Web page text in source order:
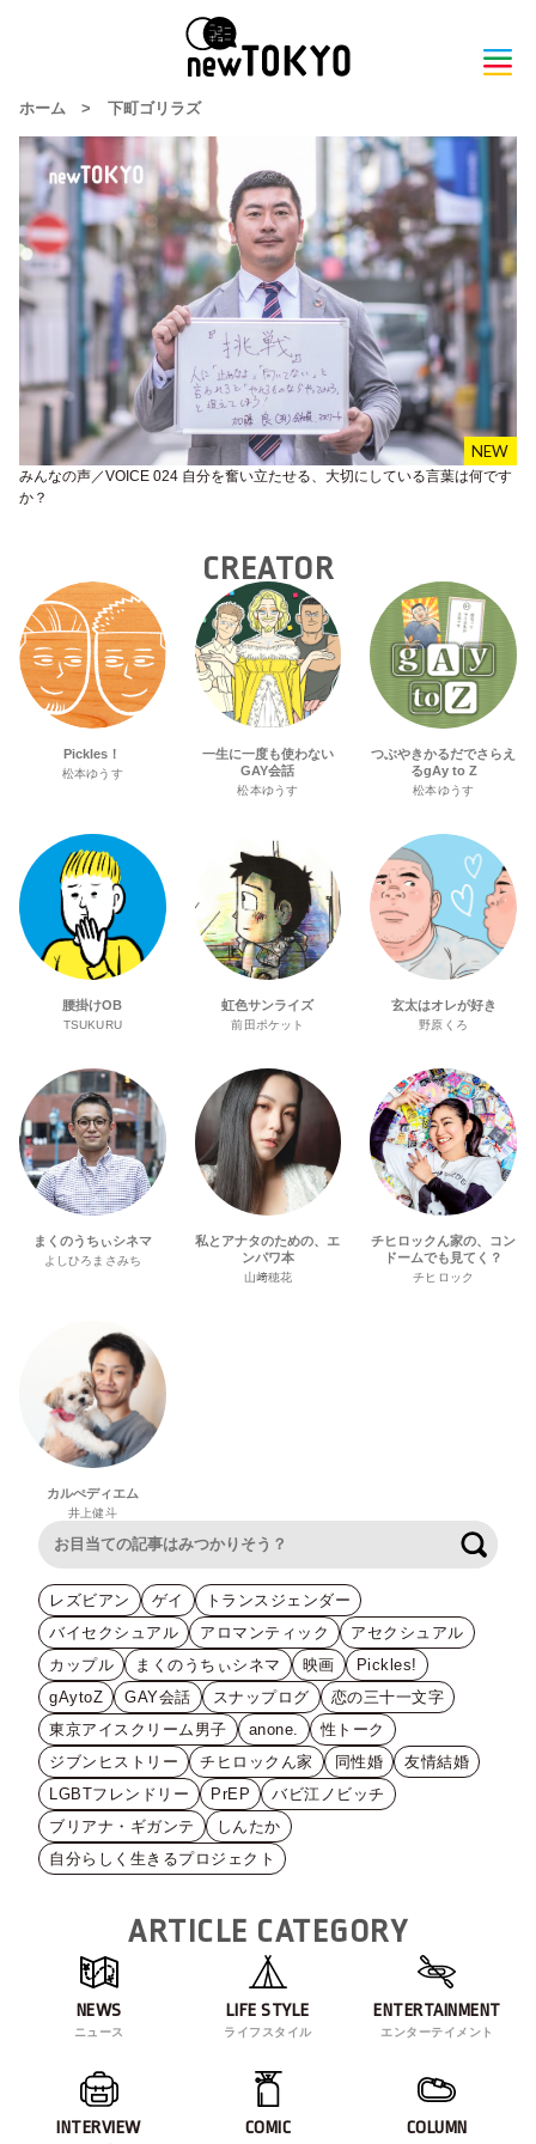
ホーム > 下町ゴリラズ
みんなの声／VOICE 024 自分を奮い立たせる、大切にしている言葉は何です
か？
CREATOR
Pickles！
松本ゆうす
一生に一度も使わない
GAY会話
松本ゆうす
つぶやきかるだでさらえ
るgAy to Z
松本ゆうす
腰掛けOB
TSUKURU
虹色サンライズ
前田ポケット
玄太はオレが好き
野原くろ
まくのうちぃシネマ
よしひろまさみち
私とアナタのための、エ
ンパワ本
山﨑穂花
チヒロックん家の、コン
ドームでも見てく？
チヒロック
カルぺディエム
井上健斗
レズビアン ゲイ
トランスジェンダー
バイセクシュアル
アロマンティック
アセクシュアル
カップル
まくのうちぃシネマ 映画
Pickles!
gAytoZ
GAY会話 スナップログ
恋の三十一文字
東京アイスクリーム男子
anone.
性トーク
ジブンヒストリー
チヒロックん家 同性婚
友情結婚
LGBTフレンドリー
PrEP
バビ江ノビッチ
ブリアナ・ギガンテ
しんたか
自分らしく生きるプロジェクト
ARTICLE CATEGORY
NEWS
ニュース
LIFE STYLE
ライフスタイル
ENTERTAINMENT
エンターテイメント
INTERVIEW COMIC COLUMN